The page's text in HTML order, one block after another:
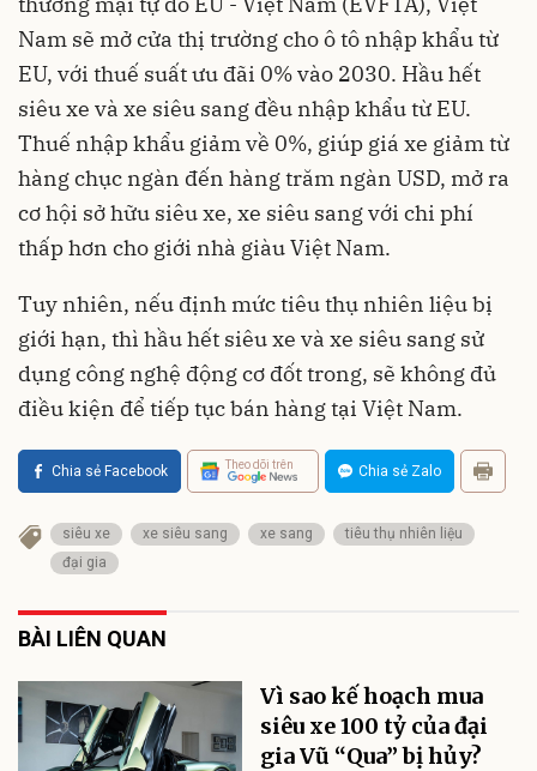
Nam sẽ mở cửa thị trường cho ô tô nhập khẩu từ
EU, với thuế suất ưu đãi 0% vào 2030. Hầu hết
siêu xe và xe siêu sang đều nhập khẩu từ EU.
Thuế nhập khẩu giảm về 0%, giúp giá xe giảm từ
hàng chục ngàn đến hàng trăm ngàn USD, mở ra
cơ hội sở hữu siêu xe, xe siêu sang với chi phí
thấp hơn cho giới nhà giàu Việt Nam.
Tuy nhiên, nếu định mức tiêu thụ nhiên liệu bị
giới hạn, thì hầu hết siêu xe và xe siêu sang sử
dụng công nghệ động cơ đốt trong, sẽ không đủ
điều kiện để tiếp tục bán hàng tại Việt Nam.
Chia sẻ Facebook Theo dõi trên Chia sẻ Zalo
siêu xe xe siêu sang xe sang
tiêu thụ nhiên liệu
đại gia
BÀI LIÊN QUAN
Vì sao kế hoạch mua
siêu xe 100 tỷ của đại
gia Vũ “Qua” bị hủy?